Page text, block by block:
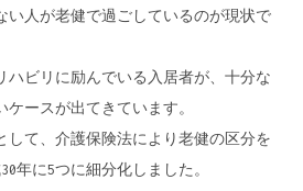
い人が老健で過ごしているのが現状で
ハビリに励んでいる入居者が、十分な
ースが出てきています。
して、介護保険法により老健の区分を
年に5つに細分化しました。